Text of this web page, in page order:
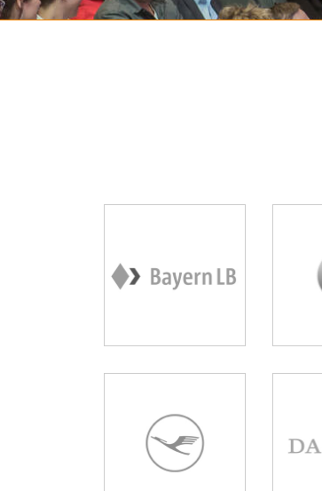
Bayern LB
Lufthansa